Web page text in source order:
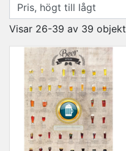
Visar 26-39 av 39 objekt